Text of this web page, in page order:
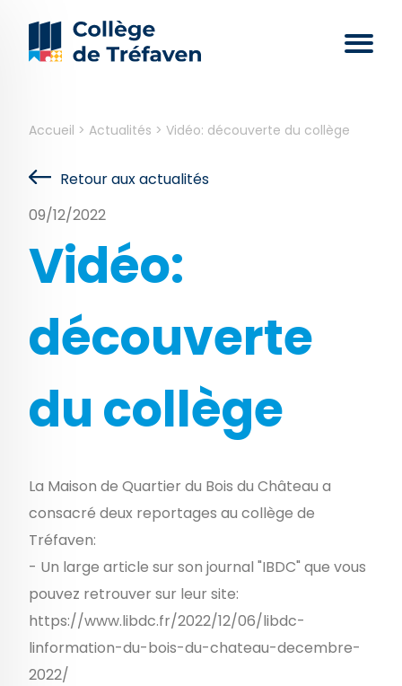
Accueil > Actualités > Vidéo: découverte du collège
Retour aux actualités
09/12/2022
Vidéo:
découverte
du collège
La Maison de Quartier du Bois du Château a
consacré deux reportages au collège de
Tréfaven:
- Un large article sur son journal "IBDC" que vous
pouvez retrouver sur leur site:
https://www.libdc.fr/2022/12/06/libdc-
linformation-du-bois-du-chateau-decembre-
2022/